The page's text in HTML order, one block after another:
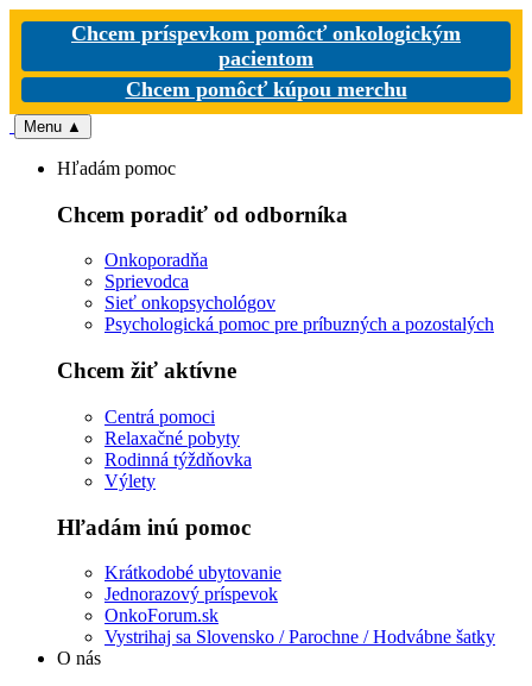
Chcem príspevkom pomôcť onkologickým
pacientom
Chcem pomôcť kúpou merchu
Menu ▲
Hľadám pomoc
Chcem poradiť od odborníka
Onkoporadňa
Sprievodca
Sieť onkopsychológov
Psychologická pomoc pre príbuzných a pozostalých
Chcem žiť aktívne
Centrá pomoci
Relaxačné pobyty
Rodinná týždňovka
Výlety
Hľadám inú pomoc
Krátkodobé ubytovanie
Jednorazový príspevok
OnkoForum.sk
Vystrihaj sa Slovensko / Parochne / Hodvábne šatky
O nás